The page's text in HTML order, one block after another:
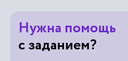
Нужна помощь
с заданием?